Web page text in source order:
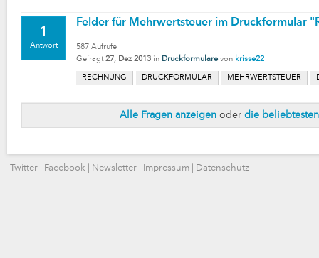
1
Antwort
Felder für Mehrwertsteuer im Druckformular
587 Aufrufe
Gefragt 27, Dez 2013 in Druckformulare von krisse22
RECHNUNG DRUCKFORMULAR MEHRWERTSTEUER
Alle Fragen anzeigen oder die beliebtesten
Twitter Facebook Newsletter Impressum Datenschutz